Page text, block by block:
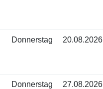
Donnerstag 20.08.2026
Donnerstag 27.08.2026